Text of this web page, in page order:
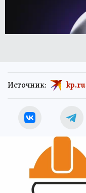
Источник: kp.ru